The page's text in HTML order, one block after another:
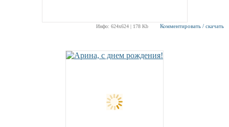
Инфо: 624х624 | 178 Kb Комментировать / скачать